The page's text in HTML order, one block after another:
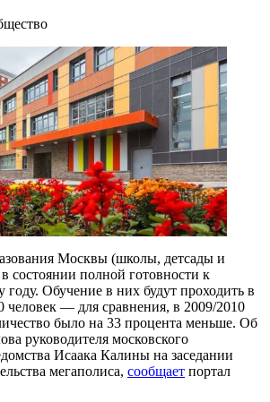
Москвы (школы, детсады и
состоянии полной готовности к
Обучение в них будут проходить в
человек — для сравнения, в 2009/2010
было на 33 процента меньше. Об
руководителя московского
Исаака Калины на заседании
мегаполиса, сообщает портал